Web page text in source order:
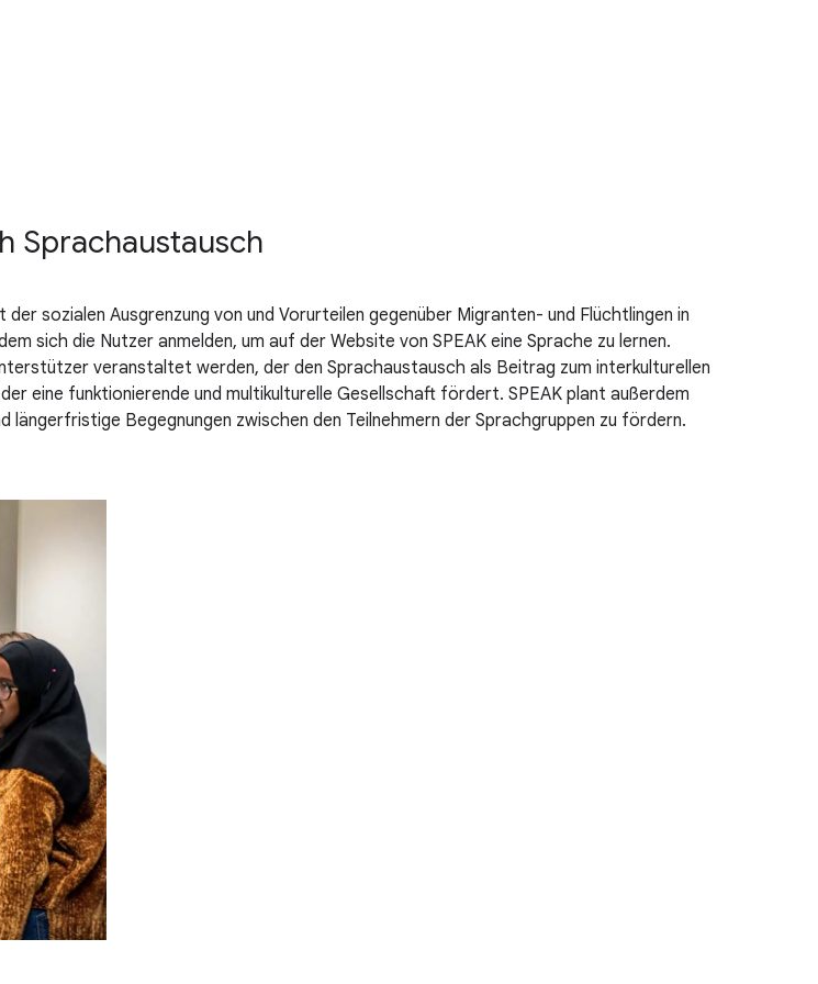
Sprachaustausch
sozialen Ausgrenzung von und Vorurteilen gegenüber Migranten- und Flüchtlingen in
sich die Nutzer anmelden, um auf der Website von SPEAK eine Sprache zu lernen.
veranstaltet werden, der den Sprachaustausch als Beitrag zum interkulturellen
eine funktionierende und multikulturelle Gesellschaft fördert. SPEAK plant außerdem
Begegnungen zwischen den Teilnehmern der Sprachgruppen zu fördern.